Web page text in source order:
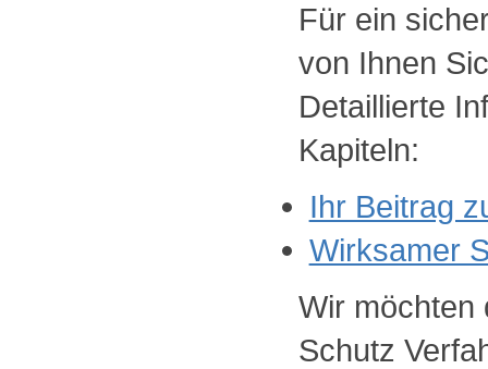
Für ein
von Ihnen
Detaillierte
Kapiteln:
Ihr Beitrag
Wirksamer
Wir möchten
Schutz